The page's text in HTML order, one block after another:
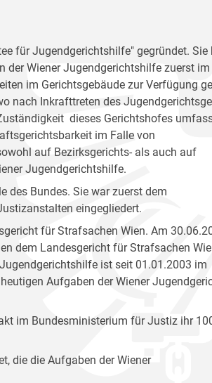
für Jugendgerichtshilfe" gegründet. Sie
der Wiener Jugendgerichtshilfe zuerst im
im Gerichtsgebäude zur Verfügung
nach Inkrafttreten des
dieses Gerichtshofes
im Falle von
auf Bezirksgerichts- als auch auf
Jugendgerichtshilfe.
des Bundes. Sie war zuerst dem
eingegliedert.
für Strafsachen Wien. Am
dem Landesgericht für Strafsachen
ist seit 01.01.2003 im
Aufgaben der Wiener
im Bundesministerium für Justiz ihr
die die Aufgaben der Wiener